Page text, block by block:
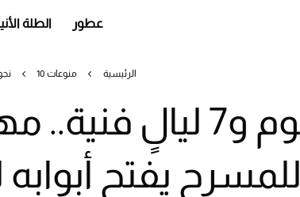
عطور الطلة
الرئيسية منوعات 10 نجوم و7 ليالٍ فنية.. مهرجان الرياض للمسرح يفتح أبوابه للجمهور
10 نجوم و7 ليالٍ
للمسرح يفتح